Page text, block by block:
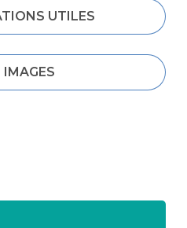
UTILES
IMAGES